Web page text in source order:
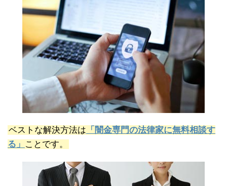
ベストな解決方法は 「闇金専門の法律家に無料相談す
る」 ことです。